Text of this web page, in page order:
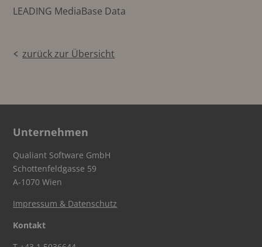
LEADING MediaBase Data
zurück zur Übersicht
Unternehmen
Qualiant Software GmbH
Schottenfeldgasse 59
A-1070 Wien
Impressum & Datenschutz
Kontakt